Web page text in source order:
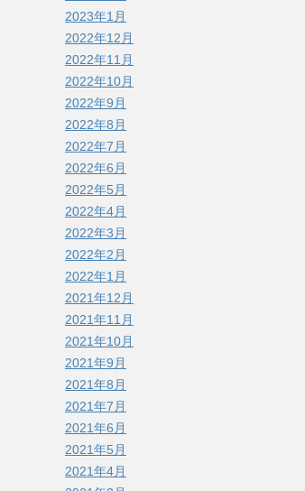
2023年1月
2022年12月
2022年11月
2022年10月
2022年9月
2022年8月
2022年7月
2022年6月
2022年5月
2022年4月
2022年3月
2022年2月
2022年1月
2021年12月
2021年11月
2021年10月
2021年9月
2021年8月
2021年7月
2021年6月
2021年5月
2021年4月